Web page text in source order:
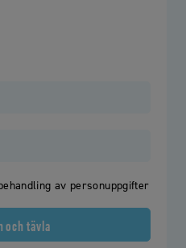
av personuppgifter
och tävla